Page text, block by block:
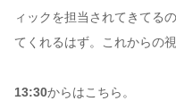
ィックを担当されてきてる
てくれるはず。これからの
13:30からはこちら。